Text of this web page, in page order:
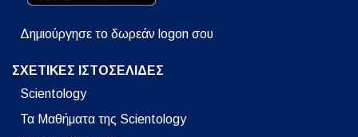
Δημιούργησε το δωρεάν logon σου
ΣΧΕΤΙΚΕΣ ΙΣΤΟΣΕΛΙΔΕΣ
Scientology
Τα Μαθήματα της Scientology